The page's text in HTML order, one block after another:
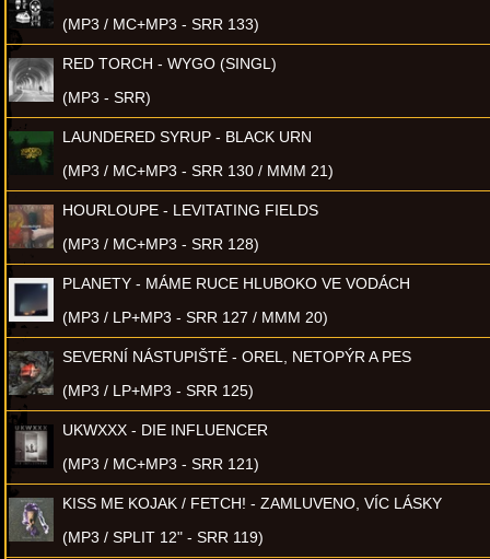
(MP3 / MC+MP3 - SRR 133)
RED TORCH - WYGO (SINGL)
(MP3 - SRR)
LAUNDERED SYRUP - BLACK URN
(MP3 / MC+MP3 - SRR 130 / MMM 21)
HOURLOUPE - LEVITATING FIELDS
(MP3 / MC+MP3 - SRR 128)
PLANETY - MÁME RUCE HLUBOKO VE VODÁCH
(MP3 / LP+MP3 - SRR 127 / MMM 20)
SEVERNÍ NÁSTUPIŠTĚ - OREL, NETOPÝR A PES
(MP3 / LP+MP3 - SRR 125)
UKWXXX - DIE INFLUENCER
(MP3 / MC+MP3 - SRR 121)
KISS ME KOJAK / FETCH! - ZAMLUVENO, VÍC LÁSKY
(MP3 / SPLIT 12" - SRR 119)